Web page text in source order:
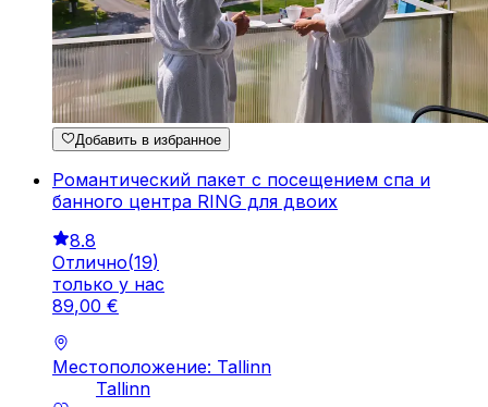
Добавить в избранное
Романтический пакет с посещением спа и
банного центра RING для двоих
8.8
Отлично(19)
только у нас
89,00 €
Местоположение: Tallinn
Tallinn